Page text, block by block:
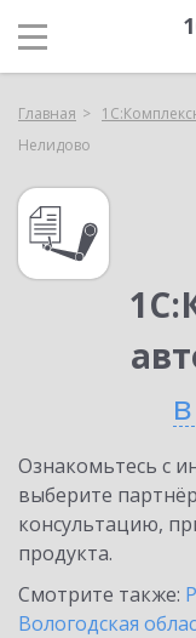
Главная
Нелидово
Ознакомьтесь с
выберите
консультацию,
продукта.
Смотрите также:
Вологодская